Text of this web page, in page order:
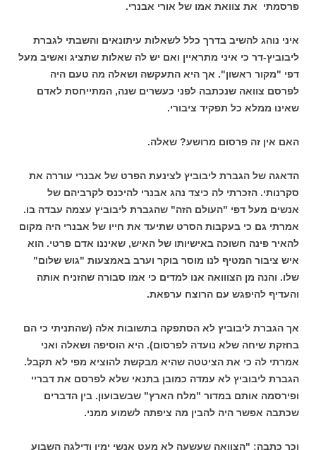
פרסמתי את צוואת אמו של אורי אבנרי.
איני נוהג להשיב בדרך כלל לשאלות עיתונאים והשבתי לגברת
ליבוביץ-דר כי איני מתראיין ואם יש לה שאלות שתציג ואשיב מעל
דפי "מקור ראשון". אך היא התעקשה ושאלה מה טעם היה
לפרסם צוואה שנכתבה לפני כעשרים שנה, המתייחסת לאדם
שאינו ממלא כל תפקיד ציבורי.
האם אין זה פרסום מרושע? שאלה.
הדאגה של הגברת ליבוביץ לצינעת הפרט של אבנרי עוררה את
סקרנותי. הזכרתי לה כיצד נהג אבנרי להיכנס לקרביהם של
אנשים מעל דפי "העולם הזה" שהגברת ליבוביץ עצמה עבדה בו.
אמרתי גם כי בעקבות הסרט שתיעד את חייו של אבנרי היה מקום
להאיר פינה חשוכה באישיותו של האיש, שאיננו אדם פרטי. הוא
איש ציבור המטיף לנו מוסר בוקר וערב באמצעות "גוש שלום"
שלו. והנה מן הצווואה אנו למדים כי אמו סבורה שהזניח אותה
והעדיף להיפגש עם הרוצח ערפאת.
אך הגברת ליבוביץ לא הסתפקה בתשובות אלה (שהתניתי כי הם
בחזקת שיחה שלא נועדה לפרסום). היא הוסיפה ושאלה ואני
אמרתי לה כי את הציטטה שהיא מבקשת להוציא מפי לא תקבל.
הגברת ליבוביץ לא עמדה כמובן בתנאי שלא לפרסם את דבריי
ופירסמה אותם במדור "מלח הארץ" שבשבועון. בין הדברים
שכתבה אפשר היה להבין מה ציפתה לשמוע ממני.
וכך כתבה: "הצוואה שעשעה לא מעט אנשי ימין ודילגה השבוע